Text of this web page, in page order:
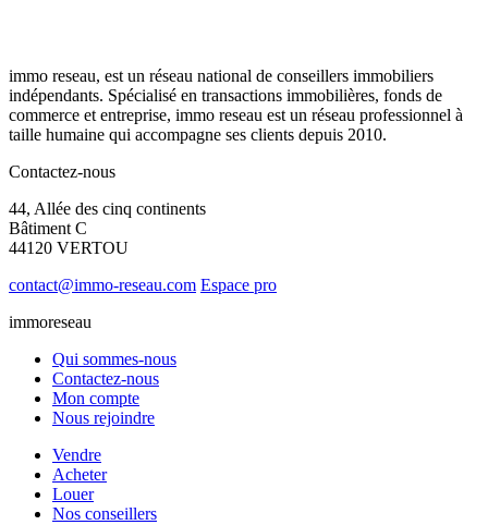
immo reseau, est un réseau national de conseillers immobiliers
indépendants. Spécialisé en transactions immobilières, fonds de
commerce et entreprise, immo reseau est un réseau professionnel à
taille humaine qui accompagne ses clients depuis 2010.
Contactez-nous
44, Allée des cinq continents
Bâtiment C
44120 VERTOU
contact@immo-reseau.com Espace pro
immoreseau
Qui sommes-nous
Contactez-nous
Mon compte
Nous rejoindre
Vendre
Acheter
Louer
Nos conseillers